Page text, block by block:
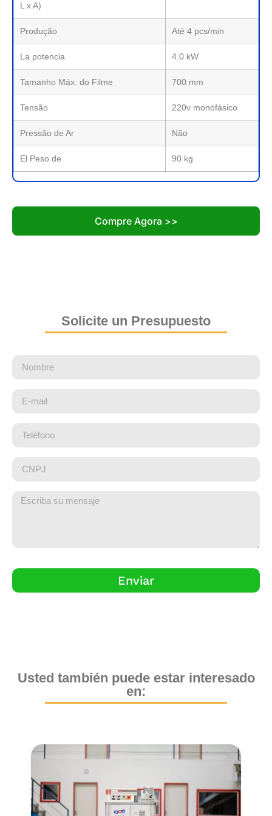
L x A)
Produção Até 4 pcs/min
La potencia 4.0 kW
Tamanho Máx. do Filme 700 mm
Tensão 220v monofásico
Pressão de Ar Não
El Peso de 90 kg
Compre Agora >>
Solicite un Presupuesto
Enviar
Usted también puede estar interesado
en: